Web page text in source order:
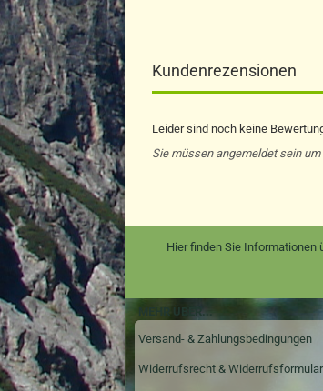
Kundenrezensionen
Leider sind noch keine
Sie müssen angemeldet sein
Hier finden Sie Informationen
MEHR ÜBER...
Versand- & Zahlungsbedingungen
Widerrufsrecht & Widerrufsformular